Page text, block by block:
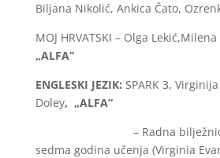
Biljana Nikolić, Ankica Čato,
MOJ HRVATSKI – Olga
„ALFA“
ENGLESKI JEZIK: SPARK 3,
Doley, „ALFA“
– Radna
sedma godina učenja (Virginia